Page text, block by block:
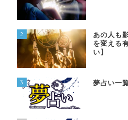
2
あの人も
を変える
い】
3 夢占い一